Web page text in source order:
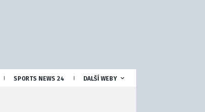
SPORTS NEWS 24 DALŠÍ WEBY